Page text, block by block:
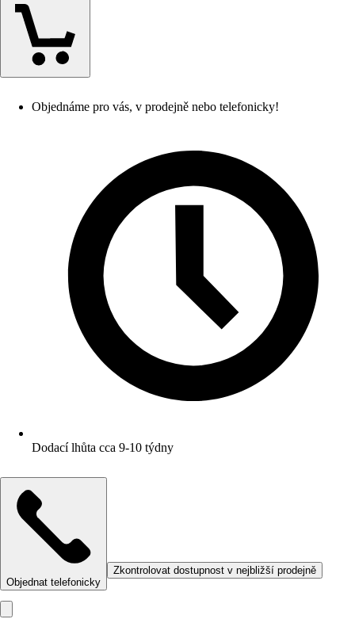
Objednáme pro vás, v prodejně nebo telefonicky!
Dodací lhůta cca 9-10 týdny
Objednat telefonicky
Zkontrolovat dostupnost v nejbližší prodejně